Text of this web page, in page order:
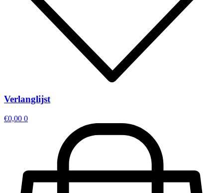
Verlanglijst
€0,00 0